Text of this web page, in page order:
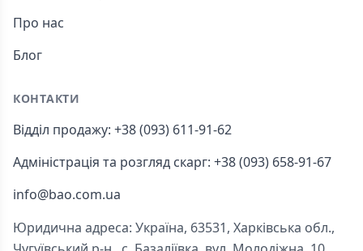
Про нас
Блог
КОНТАКТИ
Відділ продажу: +38 (093) 611-91-62
Адміністрація та розгляд скарг: +38 (093) 658-91-67
info@bao.com.ua
Юридична адреса: Україна, 63531, Харківська обл.,